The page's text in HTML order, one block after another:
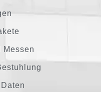
Messen